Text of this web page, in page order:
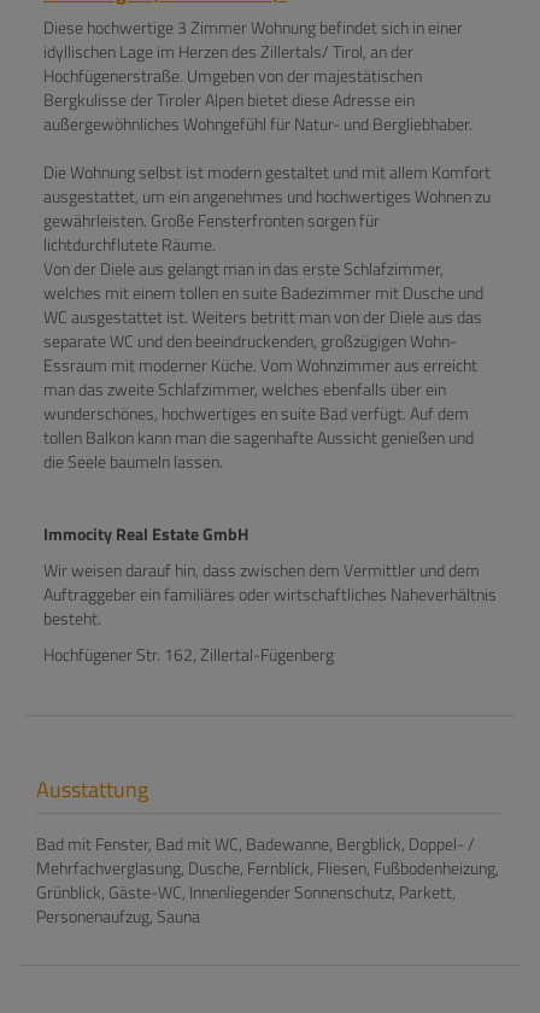
Diese hochwertige 3 Zimmer Wohnung befindet sich in einer
idyllischen Lage im Herzen des Zillertals/ Tirol, an der
Hochfügenerstraße. Umgeben von der majestätischen
Bergkulisse der Tiroler Alpen bietet diese Adresse ein
außergewöhnliches Wohngefühl für Natur- und Bergliebhaber.
Die Wohnung selbst ist modern gestaltet und mit allem Komfort
ausgestattet, um ein angenehmes und hochwertiges Wohnen zu
gewährleisten. Große Fensterfronten sorgen für
lichtdurchflutete Räume.
Von der Diele aus gelangt man in das erste Schlafzimmer,
welches mit einem tollen en suite Badezimmer mit Dusche und
WC ausgestattet ist. Weiters betritt man von der Diele aus das
separate WC und den beeindruckenden, großzügigen Wohn-
Essraum mit moderner Küche. Vom Wohnzimmer aus erreicht
man das zweite Schlafzimmer, welches ebenfalls über ein
wunderschönes, hochwertiges en suite Bad verfügt. Auf dem
tollen Balkon kann man die sagenhafte Aussicht genießen und
die Seele baumeln lassen.
Immocity Real Estate GmbH
Wir weisen darauf hin, dass zwischen dem Vermittler und dem
Auftraggeber ein familiäres oder wirtschaftliches Naheverhältnis
besteht.
Hochfügener Str. 162, Zillertal-Fügenberg
Ausstattung
Bad mit Fenster Bad mit WC Badewanne Bergblick Doppel- /
Mehrfachverglasung Dusche Fernblick Fliesen Fußbodenheizung
Grünblick Gäste-WC Innenliegender Sonnenschutz Parkett
Personenaufzug Sauna